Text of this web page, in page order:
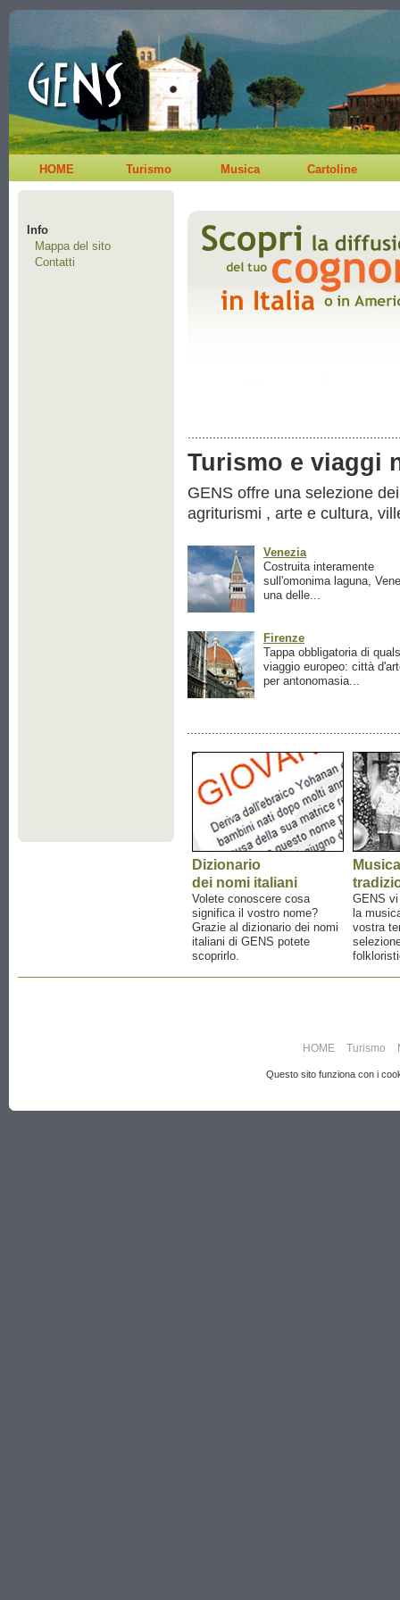
HOME Turismo Musica Cartoline
Info
Mappa del sito
Contatti
Turismo e viaggi
GENS offre una selezione
agriturismi , arte e cultura,
Venezia
Costruita interamente
sull'omonima laguna,
una delle...
Firenze
Tappa obbligatoria di
viaggio europeo: città
per antonomasia...
Dizionario
dei nomi italiani
Volete conoscere cosa
significa il vostro nome?
Grazie al dizionario dei nomi
italiani di GENS potete
scoprirlo.
Musica
GENS
la
vostra
HOME Turismo
Questo sito funziona con i